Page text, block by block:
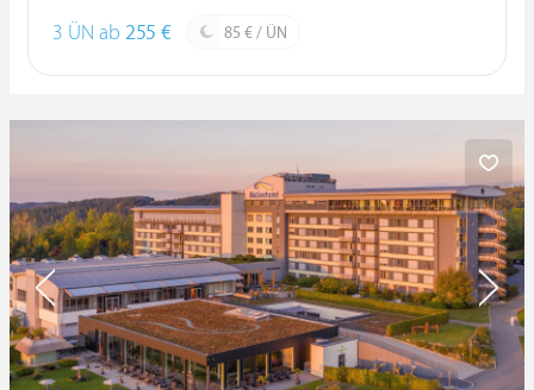
3 ÜN ab 255 € 85 € / ÜN